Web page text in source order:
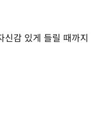
감 있게 들릴 때까지